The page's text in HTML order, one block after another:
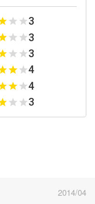
3
3
3
4
4
3
2014/04